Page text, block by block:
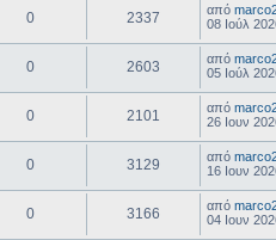
0 2337 από
08 Ιούλ
0 2603 από
05 Ιούλ
0 2101 από
26 Ιουν
0 3129 από
16 Ιουν
0 3166 από
04 Ιουν